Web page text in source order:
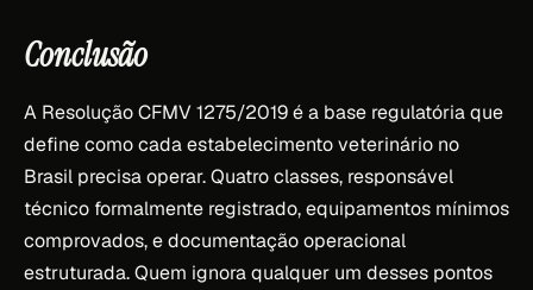
Conclusão
A Resolução CFMV 1275/2019 é a base regulatória que
define como cada estabelecimento veterinário no
Brasil precisa operar. Quatro classes, responsável
técnico formalmente registrado, equipamentos mínimos
comprovados, e documentação operacional
estruturada. Quem ignora qualquer um desses pontos